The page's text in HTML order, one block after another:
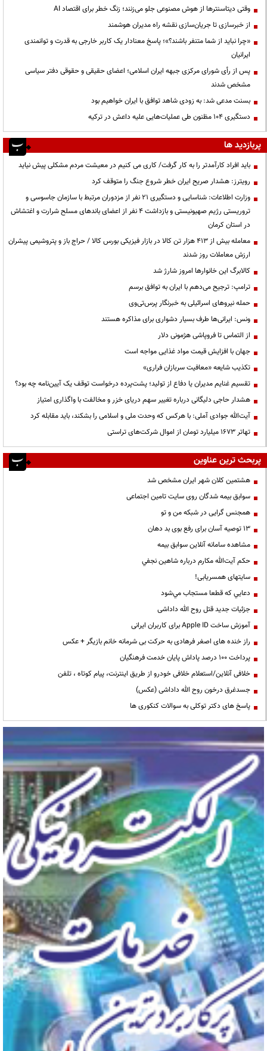
وقتی دیتاسنترها از هوش مصنوعی جلو می‌زنند؛ زنگ خطر برای اقتصاد AI
از خبرسازی تا جریان‌سازی نقشه راه مدیران هوشمند
«چرا نباید از شما متنفر باشند؟»؛ پاسخ معنادار یک کاربر خارجی به قدرت و توانمندی
ایرانیان
پس از رأی شورای مرکزی جبهه ایران اسلامی؛ اعضای حقیقی و حقوقی دفتر سیاسی
مشخص شدند
بسنت مدعی شد: به زودی شاهد توافق با ایران خواهیم بود
دستگیری ۱۰۴ مظنون طی عملیات‌هایی علیه داعش در ترکیه
پربازدید ها
باید افراد کارآمدتر را به کار گرفت/ کاری می کنیم در معیشت مردم مشکلی پیش نیاید
رویترز: هشدار صریح ایران خطر شروع جنگ را متوقف کرد
وزارت اطلاعات: شناسایی و دستگیری ۲۱ نفر از مزدوران مرتبط با سازمان جاسوسی و
تروریستی رژیم صهیونیستی و بازداشت ۴ نفر از اعضای باندهای مسلح شرارت و اغتشاش
در استان کرمان
معامله بیش از ۴۱۳ هزار تن کالا در بازار فیزیکی بورس کالا / حراج باز و پتروشیمی پیشران
ارزش معاملات روز شدند
کالابرگ این خانوارها امروز شارژ شد
ترامپ: ترجیح می‌دهم با ایران به توافق برسم
حمله نیروهای اسرائیلی به خبرنگار پرس‌تی‌وی
ونس: ایرانی‌ها طرف بسیار دشواری برای مذاکره هستند
از التماس تا فروپاشی هژمونی دلار
جهان با افزایش قیمت مواد غذایی مواجه است
تکذیب شایعه «معافیت سربازان فراری»
تقسیم غنایم مدیران یا دفاع از تولید؛ پشت‌پرده درخواست توقف یک آیین‌نامه چه بود؟
هشدار حاجی دلیگانی درباره تغییر سهم دریای خزر و مخالفت با واگذاری امتیاز
آیت‌الله جوادی آملی: با هرکس که وحدت ملی و اسلامی را بشکند، باید مقابله کرد
تهاتر ۱۶۷۳ میلیارد تومان از اموال شرکت‌های تراستی
پربحث ترین عناوین
هشتمین کلان شهر ایران مشخص شد
سوابق بیمه شدگان روی سایت تامین اجتماعی
همجنس گرایی در شبکه من و تو
13 توصیه آسان برای رفع بوی بد دهان
مشاهده سامانه آنلاين سوابق بیمه
حكم آيت‌الله مكارم درباره شاهين نجفي
سایتهای همسریابی!
دعايي كه قطعا مستجاب مي‌شود
جزئیات جدید قتل روح الله داداشی
آموزش ساخت Apple ID برای کاربران ایرانی
راز خنده های اصغر فرهادی به حرکت بی شرمانه خانم بازیگر + عکس
پرداخت ۱۰۰ درصد پاداش پایان خدمت فرهنگیان
خلافی آنلاین/استعلام خلافی خودرو از طریق اینترنت، پیام کوتاه ، تلفن
جسدغرق درخون روح الله داداشی (عکس)
پاسخ های دکتر توکلی به سوالات کنکوری ها